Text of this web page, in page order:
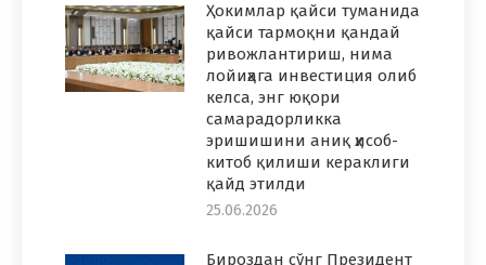
Ҳокимлар қайси туманида
қайси тармоқни қандай
ривожлантириш, нима
лойиҳага инвестиция олиб
келса, энг юқори
самарадорликка
эришишини аниқ ҳисоб-
китоб қилиши кераклиги
қайд этилди
25.06.2026
Бироздан сўнг Президент